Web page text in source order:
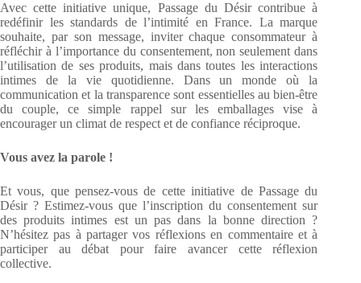
Avec cette initiative unique, Passage du Désir contribue à
redéfinir les standards de l’intimité en France. La marque
souhaite, par son message, inviter chaque consommateur à
réfléchir à l’importance du consentement, non seulement dans
l’utilisation de ses produits, mais dans toutes les interactions
intimes de la vie quotidienne. Dans un monde où la
communication et la transparence sont essentielles au bien-être
du couple, ce simple rappel sur les emballages vise à
encourager un climat de respect et de confiance réciproque.
Vous avez la parole !
Et vous, que pensez-vous de cette initiative de Passage du
Désir ? Estimez-vous que l’inscription du consentement sur
des produits intimes est un pas dans la bonne direction ?
N’hésitez pas à partager vos réflexions en commentaire et à
participer au débat pour faire avancer cette réflexion
collective.